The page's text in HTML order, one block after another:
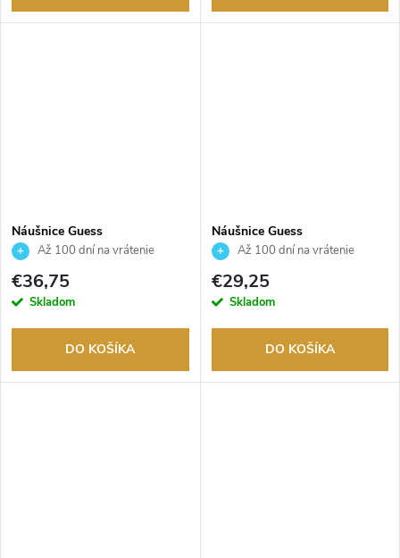
Náušnice Guess
JUBE03136JWYGT
Až 100 dní na vrátenie
tovaru. Autorizovaný predajca.
€36,75
Skladom
DO KOŠÍKA
Náušnice Guess
JUBE03129JWYGT
Až 100 dní na vrátenie
tovaru. Autorizovaný predajca.
€29,25
Skladom
DO KOŠÍKA